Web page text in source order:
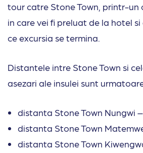
tour catre Stone Town, printr-un
in care vei fi preluat de la hotel
ce excursia se termina.
Distantele intre Stone Town si
asezari ale insulei sunt
distanta Stone Town Nungwi
distanta Stone Town
distanta Stone Town